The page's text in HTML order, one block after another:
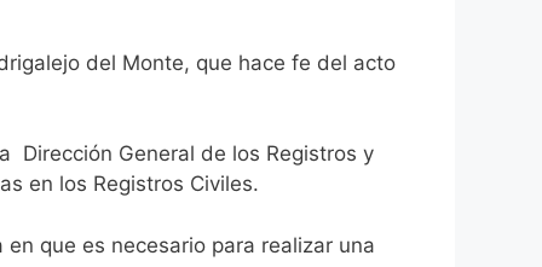
del Monte, que hace fe del acto
Dirección General de los Registros y
en los Registros Civiles.
que es necesario para realizar una